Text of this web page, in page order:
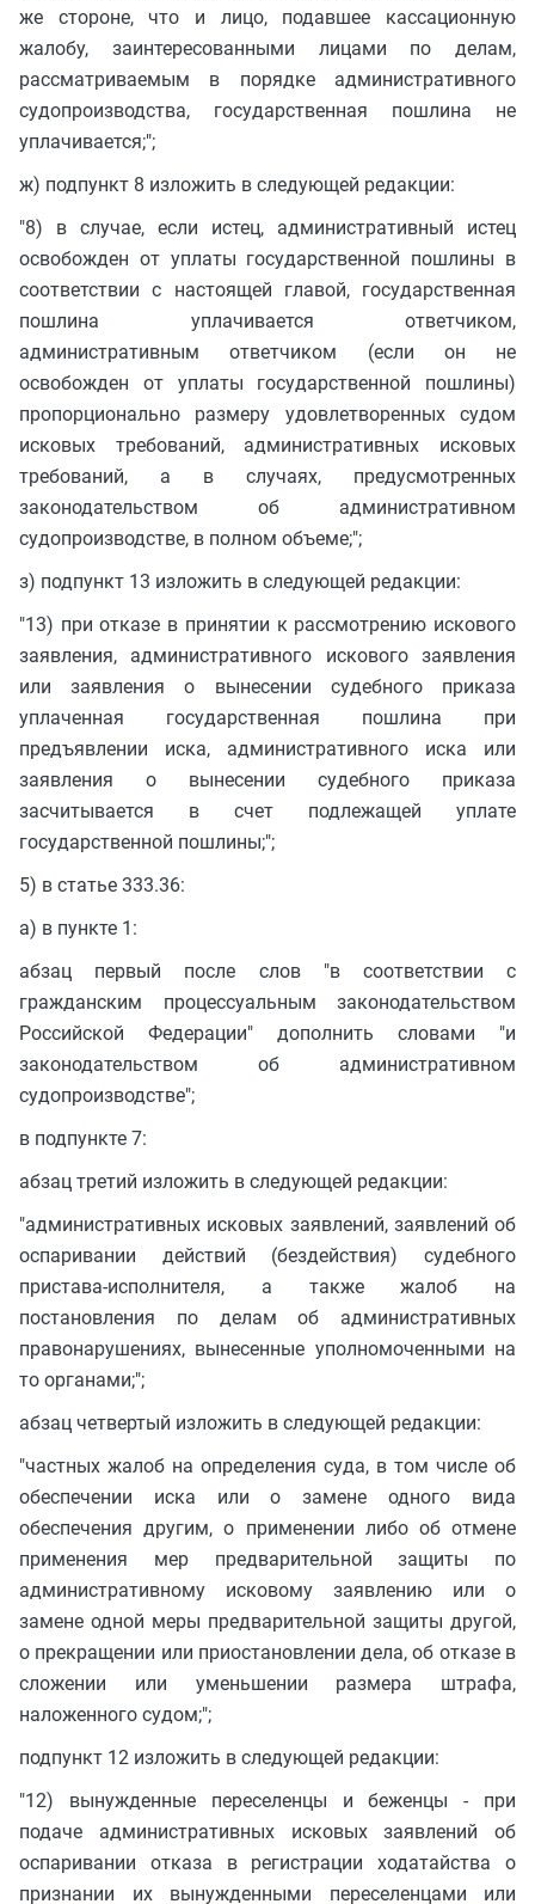
же стороне, что и лицо, подавшее кассационную
жалобу, заинтересованными лицами по делам,
рассматриваемым в порядке административного
судопроизводства, государственная пошлина не
уплачивается;";
ж) подпункт 8 изложить в следующей редакции:
"8) в случае, если истец, административный истец
освобожден от уплаты государственной пошлины в
соответствии с настоящей главой, государственная
пошлина уплачивается ответчиком,
административным ответчиком (если он не
освобожден от уплаты государственной пошлины)
пропорционально размеру удовлетворенных судом
исковых требований, административных исковых
требований, а в случаях, предусмотренных
законодательством об административном
судопроизводстве, в полном объеме;";
з) подпункт 13 изложить в следующей редакции:
"13) при отказе в принятии к рассмотрению искового
заявления, административного искового заявления
или заявления о вынесении судебного приказа
уплаченная государственная пошлина при
предъявлении иска, административного иска или
заявления о вынесении судебного приказа
засчитывается в счет подлежащей уплате
государственной пошлины;";
5) в статье 333.36:
а) в пункте 1:
абзац первый после слов "в соответствии с
гражданским процессуальным законодательством
Российской Федерации" дополнить словами "и
законодательством об административном
судопроизводстве";
в подпункте 7:
абзац третий изложить в следующей редакции:
"административных исковых заявлений, заявлений об
оспаривании действий (бездействия) судебного
пристава-исполнителя, а также жалоб на
постановления по делам об административных
правонарушениях, вынесенные уполномоченными на
то органами;";
абзац четвертый изложить в следующей редакции:
"частных жалоб на определения суда, в том числе об
обеспечении иска или о замене одного вида
обеспечения другим, о применении либо об отмене
применения мер предварительной защиты по
административному исковому заявлению или о
замене одной меры предварительной защиты другой,
о прекращении или приостановлении дела, об отказе в
сложении или уменьшении размера штрафа,
наложенного судом;";
подпункт 12 изложить в следующей редакции:
"12) вынужденные переселенцы и беженцы - при
подаче административных исковых заявлений об
оспаривании отказа в регистрации ходатайства о
признании их вынужденными переселенцами или